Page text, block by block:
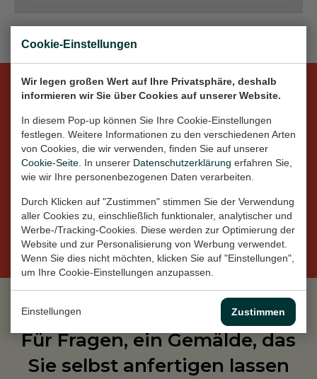
Cookie-Einstellungen
Wir legen großen Wert auf Ihre Privatsphäre, deshalb
informieren wir Sie über Cookies auf unserer Website.
In diesem Pop-up können Sie Ihre Cookie-Einstellungen
festlegen. Weitere Informationen zu den verschiedenen Arten
von Cookies, die wir verwenden, finden Sie auf unserer
Cookie-Seite . In unserer Datenschutzerklärung erfahren Sie,
wie wir Ihre personenbezogenen Daten verarbeiten.
Durch Klicken auf "Zustimmen" stimmen Sie der Verwendung
aller Cookies zu, einschließlich funktionaler, analytischer und
Werbe-/Tracking-Cookies. Diese werden zur Optimierung der
Website und zur Personalisierung von Werbung verwendet.
Wenn Sie dies nicht möchten, klicken Sie auf "Einstellungen",
um Ihre Cookie-Einstellungen anzupassen.
Einstellungen Zustimmen
Lass uns sozial werden
Instagram
Für Fragen, ein Gemälde, das
Sie selbst anfertigen lassen